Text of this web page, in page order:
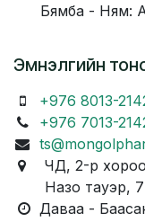
Бямба - Ням:
Эмнэлгийн тоног
+976 8013-
+976 7013-
ЧД, 2-р
Назо тауэр, 7
Даваа -